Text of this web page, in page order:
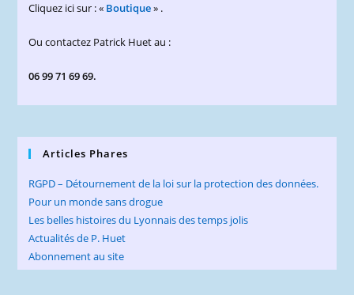
Cliquez ici sur : « Boutique» .
Ou contactez Patrick Huet au :
06 99 71 69 69.
Articles Phares
RGPD – Détournement de la loi sur la protection des données.
Pour un monde sans drogue
Les belles histoires du Lyonnais des temps jolis
Actualités de P. Huet
Abonnement au site